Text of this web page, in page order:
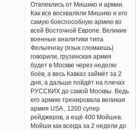
Отвлеклись от Мишико и армии.
Как все восхваляли Мишико и его
самую боеспособную армию во
всей Восточной Европе. Великие
военные аналитики типа
Фельгенгау (язык сломаешь)
говорили, грузинская армия
будет в Москве через неделю
боёв, а весь Кавказ займёт за 2
дня, а дальше пойдёт на плечах
РУССКИХ до самой Москвы. Ведь
его армию тренировала великая
армия USA , 1200 супер
рейджеров, а ещё 400 Мойшев.
Мойши как всегда за 2 недели до